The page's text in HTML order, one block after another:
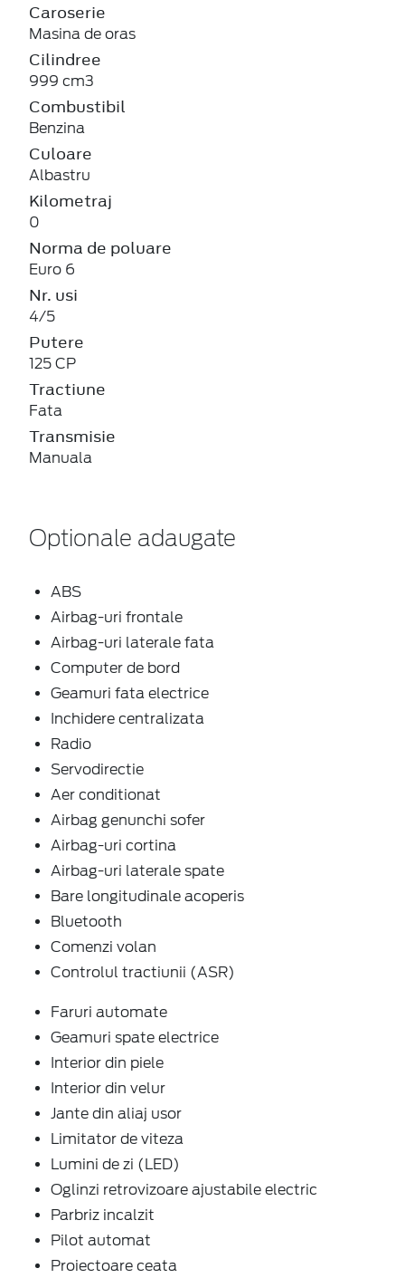
Caroserie
Masina de oras
Cilindree
999 cm3
Combustibil
Benzina
Culoare
Albastru
Kilometraj
0
Norma de poluare
Euro 6
Nr. usi
4/5
Putere
125 CP
Tractiune
Fata
Transmisie
Manuala
Optionale adaugate
ABS
Airbag-uri frontale
Airbag-uri laterale fata
Computer de bord
Geamuri fata electrice
Inchidere centralizata
Radio
Servodirectie
Aer conditionat
Airbag genunchi sofer
Airbag-uri cortina
Airbag-uri laterale spate
Bare longitudinale acoperis
Bluetooth
Comenzi volan
Controlul tractiunii (ASR)
Faruri automate
Geamuri spate electrice
Interior din piele
Interior din velur
Jante din aliaj usor
Limitator de viteza
Lumini de zi (LED)
Oglinzi retrovizoare ajustabile electric
Parbriz incalzit
Pilot automat
Proiectoare ceata